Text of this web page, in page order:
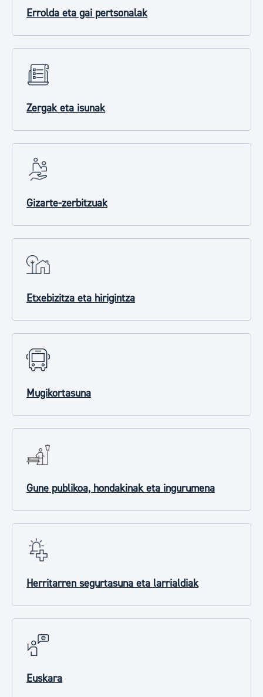
Errolda eta gai pertsonalak
Zergak eta isunak
Gizarte-zerbitzuak
Etxebizitza eta hirigintza
Mugikortasuna
Gune publikoa, hondakinak eta ingurumena
Herritarren segurtasuna eta larrialdiak
Euskara